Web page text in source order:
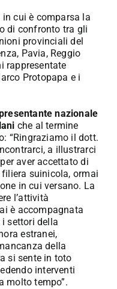
cui è comparsa la
di confronto tra gli
provinciali del
Pavia, Reggio
rappresentate
Protopapa e i
nazionale
che al termine
“Ringraziamo il dott.
a illustrarci
aver accettato di
suinicola, ormai
in cui versano. La
l’attività
è accompagnata
settori della
estranei,
della
si sente in toto
interventi
molto tempo”.